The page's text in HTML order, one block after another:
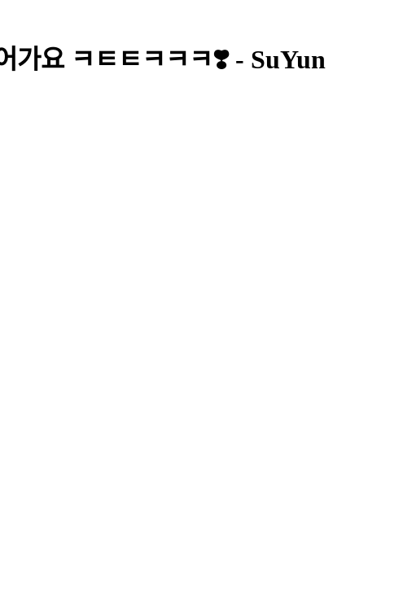
가요 ㅋㅌㅌㅋㅋㅋ❣️ - SuYun